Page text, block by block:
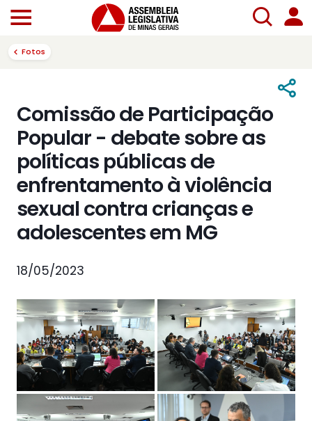
Fotos
Comissão de Participação
Popular - debate sobre as
políticas públicas de
enfrentamento à violência
sexual contra crianças e
adolescentes em MG
18/05/2023